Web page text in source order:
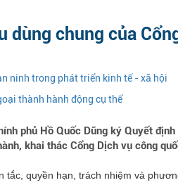
dùng chung của
ninh trong phát triển kinh tế - xã hội
thành hành động cụ thể
phủ Hồ Quốc Dũng ký Quyết
khai thác Cổng Dịch vụ công
tắc, quyền hạn, trách nhiệm và